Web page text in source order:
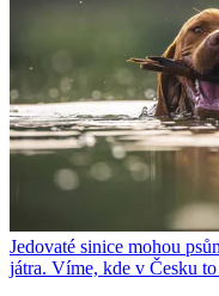
Jedovaté sinice mohou
játra. Víme, kde v Česku